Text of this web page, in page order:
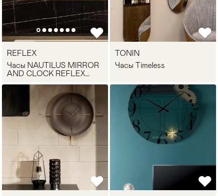
Кровати
Столы >
Стулья
Комоды и
Мебель
REFLEX
Часы NAUTILUS MIRROR
AND CLOCK REFLEX
TONIN
Часы Timeless